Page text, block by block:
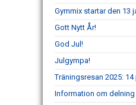
Gymmix startar den 13
Gott Nytt År!
God Jul!
Julgympa!
Träningsresan 2025:
Information om